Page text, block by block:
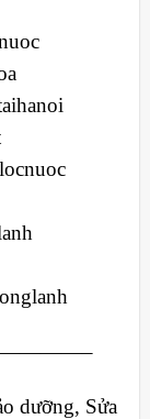
dưỡng, Sửa